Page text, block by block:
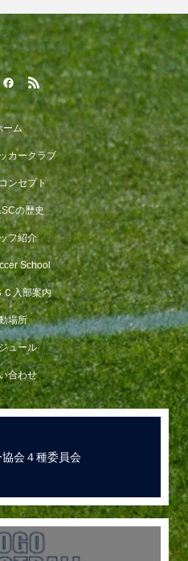
ーム
カークラブ
ンセプト
の歴史
フ紹介
School
Ｃ入部案内
場所
ュール
合わせ
会４種委員会